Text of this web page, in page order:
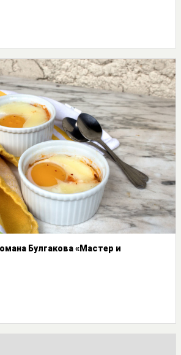
Булгакова «Мастер и